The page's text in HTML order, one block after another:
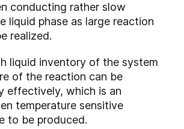
conducting rather slow
liquid phase as large reaction
realized.
liquid inventory of the system
of the reaction can be
effectively, which is an
temperature sensitive
to be produced.